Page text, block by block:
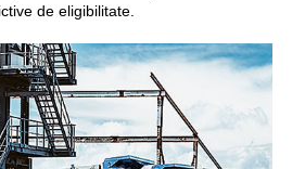
de eligibilitate.